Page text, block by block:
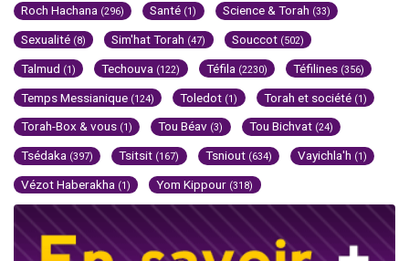
Roch Hachana (296) Santé (1) Science & Torah (33)
Sexualité (8) Sim'hat Torah (47) Souccot (502)
Talmud (1) Techouva (122) Téfila (2230) Téfilines (356)
Temps Messianique (124) Toledot (1) Torah et société (1)
Torah-Box & vous (1) Tou Béav (3) Tou Bichvat (24)
Tsédaka (397) Tsitsit (167) Tsniout (634) Vayichla'h (1)
Vézot Haberakha (1) Yom Kippour (318)